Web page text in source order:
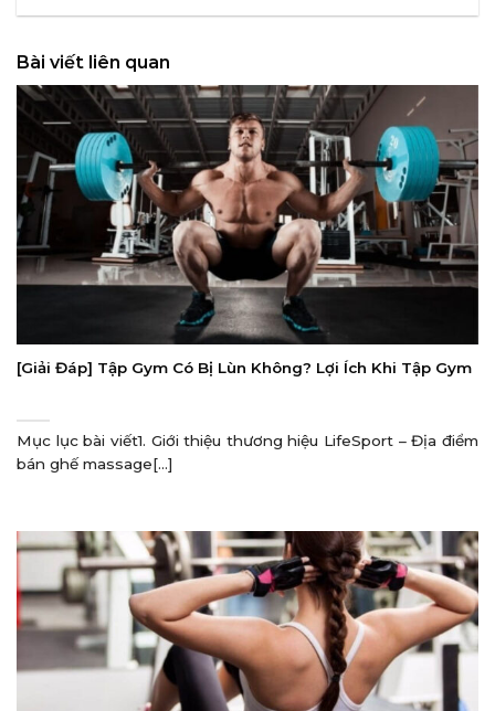
Bài viết liên quan
[Giải Đáp] Tập Gym Có Bị Lùn Không? Lợi Ích Khi Tập Gym
Mục lục bài viết1. Giới thiệu thương hiệu LifeSport – Địa điểm
bán ghế massage[...]